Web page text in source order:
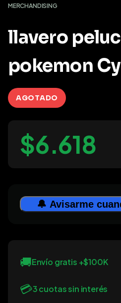
MERCHANDISING
llavero
pokemon
AGOTADO
$6.618
🔔 Avisarme
🚚Envío gratis +$100K
💳3 cuotas sin interés